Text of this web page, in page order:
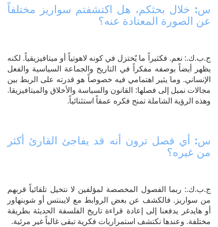
س: خلال بحثكم، هل اكتشفتم سواريز مختلفاً
عن الصورة المعتادة عنه؟
ج.ب.ك.: نعم. فكثيراً ما يُختزل في كونه لاهوتياً أو ميتافيزيقياً. لكنه
يظهر أيضاً بوصفه مفكراً في التاريخ والجماعة السياسية والفعل
الإنساني. وما يثير اهتمامي فيه خصوصاً هو قدرته على الربط بين
مجالات نميل إلى فصلها: القانون والسياسة والأخلاق والميتافيزيقا.
وهذه الرؤية الشاملة تمنح فكره عمقاً استثنائياً.
س: أي فصل ترون أنه قد يفاجئ القارئ أكثر
من غيره؟
ج.ب.ك.: ربما الفصول المخصصة لمؤلفين لا نتخيل تلقائياً قربهم
من سواريز. فالكشف عن بعض الروابط مع لايبنتس أو شوبنهاور
أو هايدغر يدفعنا إلى إعادة قراءة تاريخ الفلسفة الحديثة بطريقة
مختلفة. وعندها نكتشف استمراريات فكرية تبقى غالباً غير مرئية.